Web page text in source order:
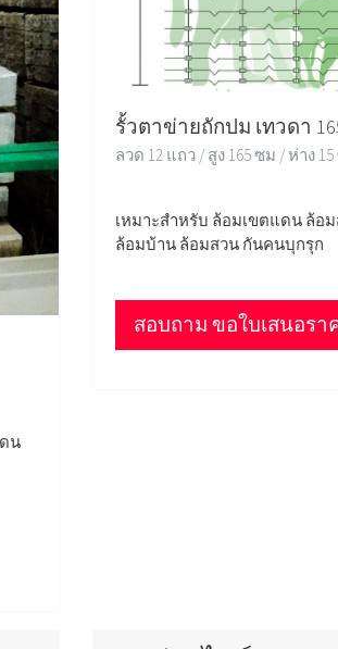
น
รั้วตาข่ายถักปม เทวดา
ลวด 12 แถว / สูง 165 ซม / ห่าง
เหมาะสำหรับ ล้อมเขตแดน ล้อ
ล้อมบ้าน ล้อมสวน กันคนบุกรุก
สอบถาม ขอใบเสนอรา